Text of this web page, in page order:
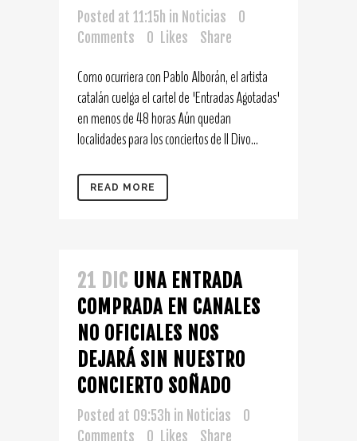
Posted at 11:15h in Noticias
0
Comments
0 Likes Share
Como ocurriera con Pablo Alborán, el artista
catalán cuelga el cartel de 'Entradas Agotadas'
en menos de 48 horas Aún quedan
localidades para los conciertos de Il Divo...
READ MORE
21 DIC UNA ENTRADA
COMPRADA EN CANALES
NO OFICIALES NOS
DEJARÁ SIN NUESTRO
CONCIERTO SOÑADO
Posted at 09:53h in Noticias
0
Comments
0 Likes Share